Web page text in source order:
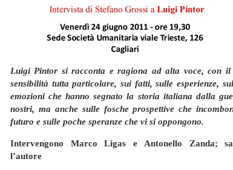
Luigi Pintor si racconta e ragiona ad alta voce, con
sensibilità tutta particolare, sui fatti, sulle esperienze,
emozioni che hanno segnato la storia italiana dalla
nostri, ma anche sulle fosche prospettive che
futuro e sulle poche speranze che vi si oppongono.
Intervengono Marco Ligas e Antonello Zanda;
l’autore